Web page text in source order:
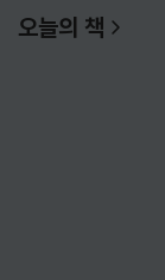
오늘의 책